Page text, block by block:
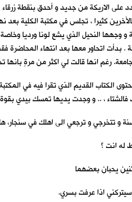
على الاريكة من جديد و أحدق بنقطة
كثيرا ، تجلس في مكتبة الكلية
و وجهها النحيل الذي يشع لونا ورديا
. بدأت اتحاور معها بعد انتهاء
رغم انها قالت لي اكثر من مرةٍ
الكتاب القديم الذي تقرا فيه في
، .. و وجدت يديها تمسك بيدي
و تتخرجي و ترجعي الى اهلك في سنجار،
له انت ؟
يحبان بعضهما
اذا عرفت بسري.